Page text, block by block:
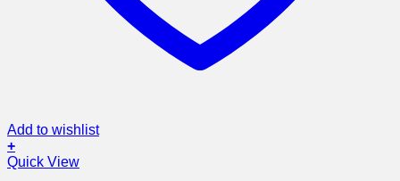
Add to wishlist
+
Quick View